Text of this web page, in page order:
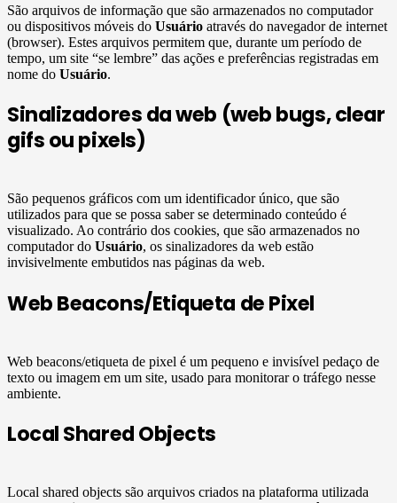
São arquivos de informação que são armazenados no computador
ou dispositivos móveis do Usuário através do navegador de internet
(browser). Estes arquivos permitem que, durante um período de
tempo, um site “se lembre” das ações e preferências registradas em
nome do Usuário.
Sinalizadores da web (web bugs, clear
gifs ou pixels)
São pequenos gráficos com um identificador único, que são
utilizados para que se possa saber se determinado conteúdo é
visualizado. Ao contrário dos cookies, que são armazenados no
computador do Usuário, os sinalizadores da web estão
invisivelmente embutidos nas páginas da web.
Web Beacons/Etiqueta de Pixel
Web beacons/etiqueta de pixel é um pequeno e invisível pedaço de
texto ou imagem em um site, usado para monitorar o tráfego nesse
ambiente.
Local Shared Objects
Local shared objects são arquivos criados na plataforma utilizada